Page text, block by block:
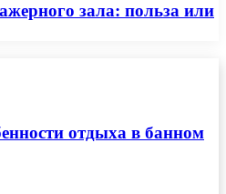
зала: польза или
отдыха в банном